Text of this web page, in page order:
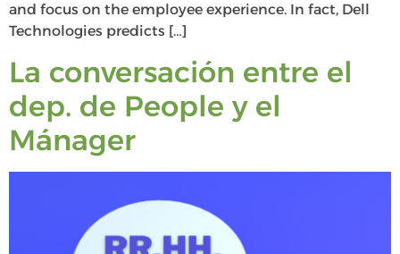
and focus on the employee experience. In fact, Dell
Technologies predicts […]
La conversación entre el
dep. de People y el
Mánager